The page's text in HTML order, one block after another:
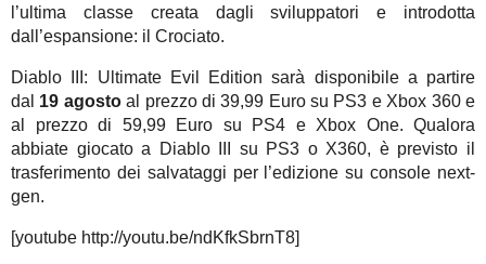
l’ultima classe creata dagli sviluppatori e introdotta
dall’espansione: il Crociato.
Diablo III: Ultimate Evil Edition sarà disponibile a partire
dal 19 agostoal prezzo di 39,99 Euro su PS3 e Xbox 360 e
al prezzo di 59,99 Euro su PS4 e Xbox One. Qualora
abbiate giocato a Diablo III su PS3 o X360, è previsto il
trasferimento dei salvataggi per l’edizione su console next-
gen.
[youtube http://youtu.be/ndKfkSbrnT8]